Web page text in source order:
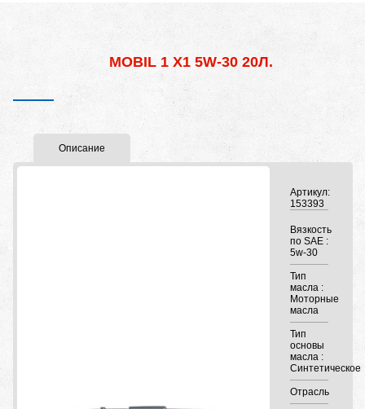
MOBIL 1 X1 5W-30 20Л.
Описание
Артикул:
153393
Вязкость
по SAE :
5w-30
Тип
масла :
Моторные
масла
Тип
основы
масла :
Синтетическое
Отрасль